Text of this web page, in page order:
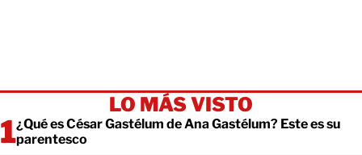
LO MÁS VISTO
¿Qué es César Gastélum de Ana Gastélum? Este es su
parentesco